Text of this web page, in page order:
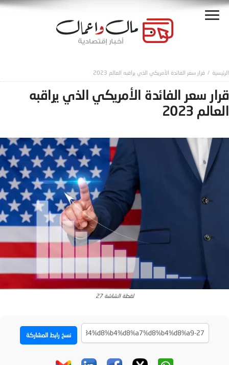
قرار سعر الفائدة الأمريكي الذي يراقبه العالم 2023
قرار سعر الفائدة الأمريكي الذي يراقبه
العالم 2023
‏‏لقطة الشاشة 27
نسخ رابط المشاركة